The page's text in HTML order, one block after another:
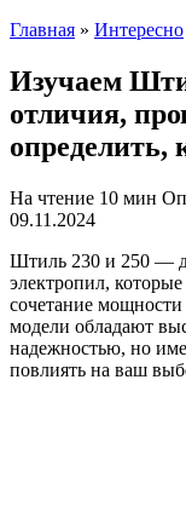
Главная » Интересно
Изучаем
отличия,
определить,
На чтение 10 мин
09.11.2024
Штиль 230 и 250 —
электропил,
сочетание
модели обладают
надежностью, но
повлиять на ваш